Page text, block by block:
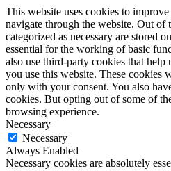
This website uses cookies to
navigate through the website. Out of
categorized as necessary are stored
essential for the working of basic
also use third-party cookies that help
you use this website. These cookies
only with your consent. You also
cookies. But opting out of some of
browsing experience.
Necessary
Necessary
Always Enabled
Necessary cookies are absolutely